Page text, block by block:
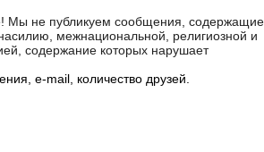
Мы не публикуем сообщения, содержащие
межнациональной, религиозной и
содержание которых нарушает
e-mail, количество друзей.